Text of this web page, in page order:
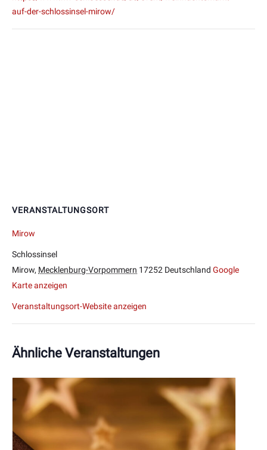
auf-der-schlossinsel-mirow/
VERANSTALTUNGSORT
Mirow
Schlossinsel
Mirow, Mecklenburg-Vorpommern 17252 Deutschland Google
Karte anzeigen
Veranstaltungsort-Website anzeigen
Ähnliche Veranstaltungen